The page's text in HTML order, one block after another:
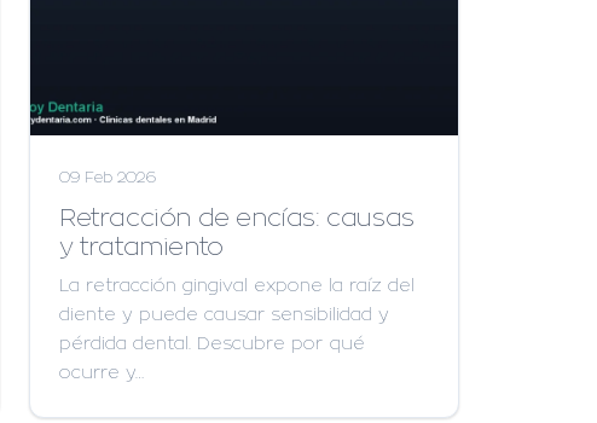
09 Feb 2026
Retracción de encías: causas
y tratamiento
La retracción gingival expone la raíz del
diente y puede causar sensibilidad y
pérdida dental. Descubre por qué
ocurre y…